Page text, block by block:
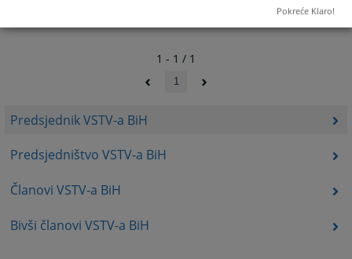
Predsjednik VSTV-a BiH
Predsjedništvo VSTV-a BiH
Članovi VSTV-a BiH
Bivši članovi VSTV-a BiH
1 - 1 / 1
1
Pokreće Klaro!